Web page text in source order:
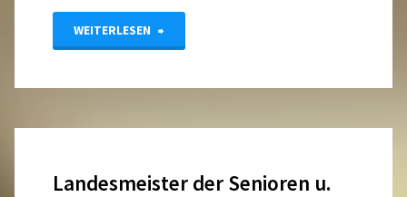
WEITERLESEN "Trainerassistent"
Landesmeister der Senioren u.